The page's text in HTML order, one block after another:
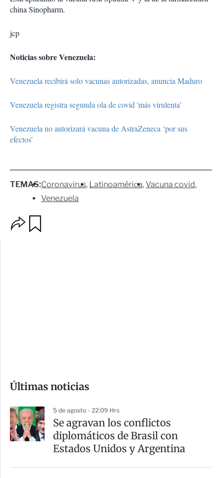
china Sinopharm.
jcp
Noticias sobre Venezuela:
Venezuela recibirá solo vacunas autorizadas, anuncia Maduro
Venezuela registra segunda ola de covid 'más virulenta'
Venezuela no autorizará vacuna de AstraZeneca ‘por sus
efectos’
TEMAS:Coronavirus Latinoamérica Vacuna covid
Venezuela
m
a
r
t
Últimas noticias
5 de agosto - 22:09 Hrs
Se agravan los conflictos
diplomáticos de Brasil con
Estados Unidos y Argentina